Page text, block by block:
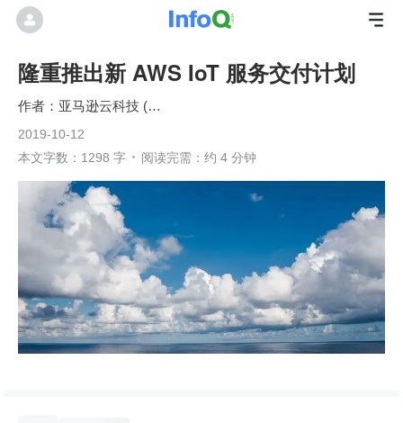
隆重推出新 AWS IoT 服务交付计划
亚马逊云科技 (Amazon Web Services）
2019-10-12
本文字数：1298 字
阅读完需：约 4 分钟